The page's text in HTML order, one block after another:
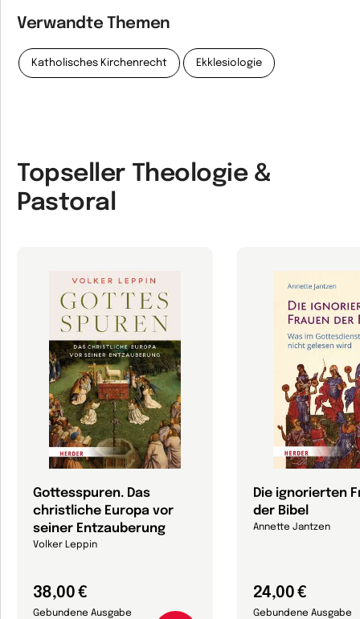
Verwandte Themen
Katholisches Kirchenrecht Ekklesiologie
Topseller Theologie &
Pastoral
Gottesspuren. Das
christliche Europa vor
seiner Entzauberung
Volker Leppin
38,00 €
Gebundene Ausgabe
Die ignorierten
der Bibel
Annette Jantzen
24,00 €
Gebundene Ausgabe